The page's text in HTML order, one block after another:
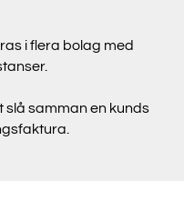
i flera bolag med
samman en kunds